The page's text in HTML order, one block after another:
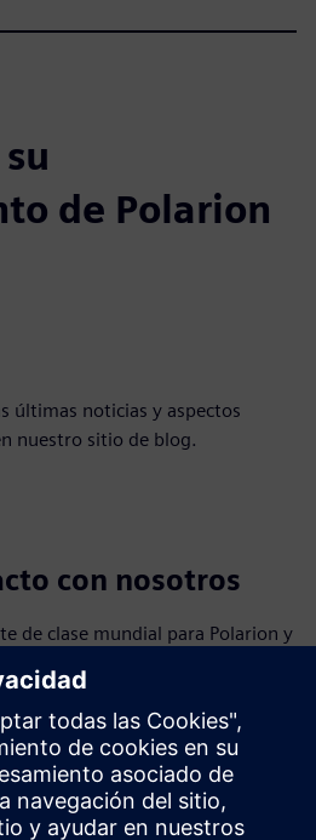
de Polarion
últimas noticias y aspectos
nuestro sitio de blog.
con nosotros
de clase mundial para Polarion y
nosotros